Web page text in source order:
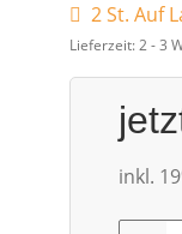
2 St. Auf
Lieferzeit:2 - 3
inkl.